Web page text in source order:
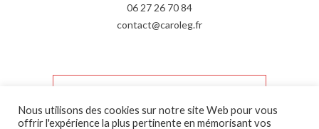
06 27 26 70 84
contact@caroleg.fr
Nous utilisons des cookies sur notre site Web pour vous
offrir l'expérience la plus pertinente en mémorisant vos